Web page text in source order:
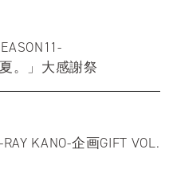
。」大感謝祭
KANO-企画GIFT VOL.